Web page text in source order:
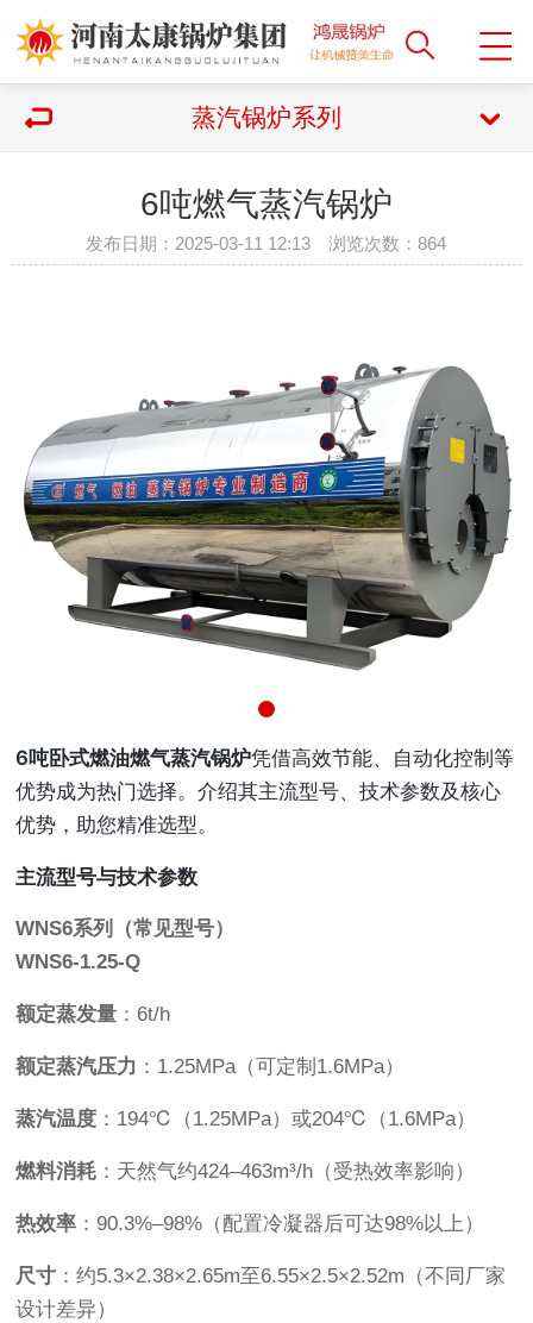
蒸汽锅炉系列
6吨燃气蒸汽锅炉
发布日期：2025-03-11 12:13 浏览次数：864
6吨卧式燃油燃气蒸汽锅炉凭借高效节能、自动化控制等
优势成为热门选择。介绍其主流型号、技术参数及核心
优势，助您精准选型。
主流型号与技术参数
WNS6系列（常见型号）
WNS6-1.25-Q
额定蒸发量 ：6t/h
额定蒸汽压力 ：1.25MPa（可定制1.6MPa）
蒸汽温度 ：194℃（1.25MPa）或204℃（1.6MPa）
燃料消耗 ：天然气约424–463m³/h（受热效率影响）
热效率 ：90.3%–98%（配置冷凝器后可达98%以上）
尺寸 ：约5.3×2.38×2.65m至6.55×2.5×2.52m（不同厂家
设计差异）